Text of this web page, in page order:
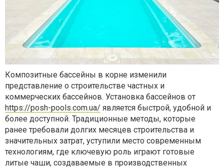
Композитные бассейны в корне изменили
представление о строительстве частных и
коммерческих бассейнов. Установка бассейнов от
https://posh-pools.com.ua/ является быстрой, удобной и
более доступной. Традиционные методы, которые
ранее требовали долгих месяцев строительства и
значительных затрат, уступили место современным
технологиям, где ключевую роль играют готовые
литые чаши, создаваемые в производственных